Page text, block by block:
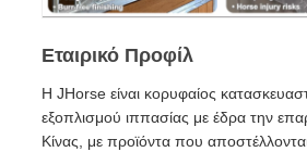
Εταιρικό Προφίλ
Η JHorse είναι κορυφαίος
εξοπλισμού ιππασίας με έδρα την
Κίνας, με προϊόντα που